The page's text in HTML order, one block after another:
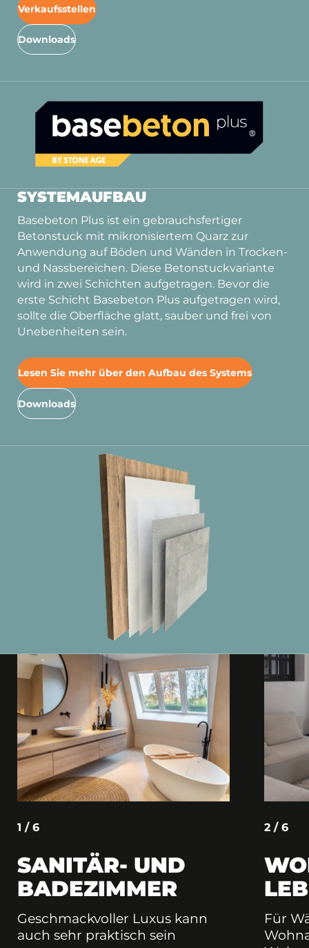
Verkaufsstellen
Downloads
SYSTEMAUFBAU
Basebeton Plus ist ein gebrauchsfertiger
Betonstuck mit mikronisiertem Quarz zur
Anwendung auf Böden und Wänden in Trocken-
und Nassbereichen. Diese Betonstuckvariante
wird in zwei Schichten aufgetragen. Bevor die
erste Schicht Basebeton Plus aufgetragen wird,
sollte die Oberfläche glatt, sauber und frei von
Unebenheiten sein.
Lesen Sie mehr über den Aufbau des Systems
Downloads
1 / 6
SANITÄR- UND
BADEZIMMER
Geschmackvoller Luxus kann
auch sehr praktisch sein
2 / 6
Für